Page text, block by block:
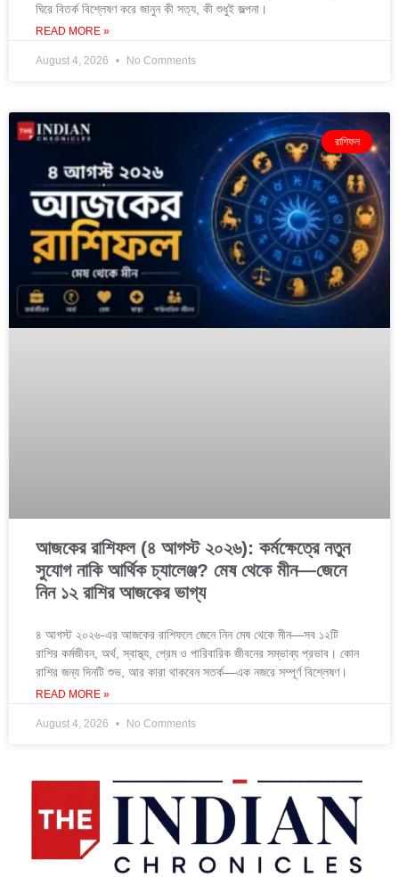
ঘিরে বিতর্ক বিশ্লেষণ করে জানুন কী সত্য, কী শুধুই জল্পনা।
READ MORE »
August 4, 2026 No Comments
রাশিফল
আজকের রাশিফল (৪ আগস্ট ২০২৬): কর্মক্ষেত্রে নতুন
সুযোগ নাকি আর্থিক চ্যালেঞ্জ? মেষ থেকে মীন—জেনে
নিন ১২ রাশির আজকের ভাগ্য
৪ আগস্ট ২০২৬-এর আজকের রাশিফলে জেনে নিন মেষ থেকে মীন—সব ১২টি
রাশির কর্মজীবন, অর্থ, স্বাস্থ্য, প্রেম ও পারিবারিক জীবনের সম্ভাব্য প্রভাব। কোন
রাশির জন্য দিনটি শুভ, আর কারা থাকবেন সতর্ক—এক নজরে সম্পূর্ণ বিশ্লেষণ।
READ MORE »
August 4, 2026 No Comments